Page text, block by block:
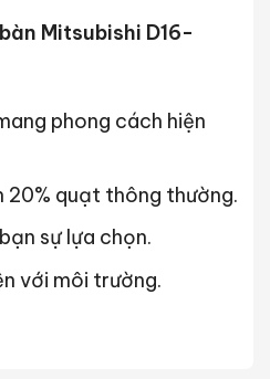
Mitsubishi D16-
phong cách hiện
20% quạt thông thường.
sự lựa chọn.
với môi trường.